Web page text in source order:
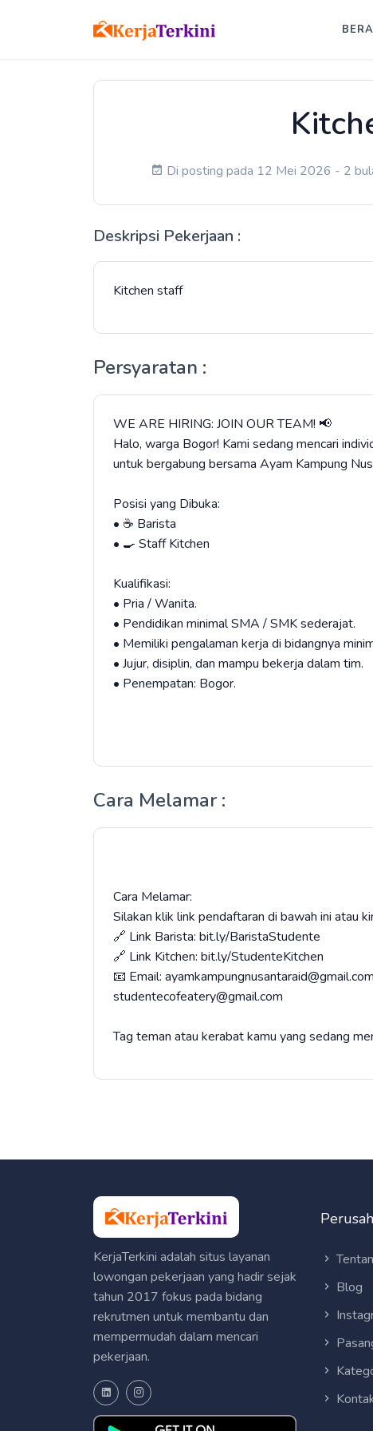
Di posting pada 12 Mei 2026 - 2
Deskripsi Pekerjaan :
Kitchen staff
Persyaratan :
WE ARE HIRING: JOIN OUR TEAM! 📢
Halo, warga Bogor! Kami sedang mencari
untuk bergabung bersama Ayam Kampung
Posisi yang Dibuka:
• ☕ Barista
• 🍳 Staff Kitchen
Kualifikasi:
• Pria / Wanita.
• Pendidikan minimal SMA / SMK sederajat.
• Memiliki pengalaman kerja di bidangnya
• Jujur, disiplin, dan mampu bekerja dalam tim.
• Penempatan: Bogor.
Cara Melamar :
Cara Melamar:
Silakan klik link pendaftaran di bawah ini atau
🔗 Link Barista: bit.ly/BaristaStudente
🔗 Link Kitchen: bit.ly/StudenteKitchen
📧 Email: ayamkampungnusantaraid@gmail.com
studentecofeatery@gmail.com
Tag teman atau kerabat kamu yang sedang
KerjaTerkini adalah situs layanan
lowongan pekerjaan yang hadir sejak
tahun 2017 fokus pada bidang
rekrutmen untuk membantu dan
mempermudah dalam mencari
pekerjaan.
Blog